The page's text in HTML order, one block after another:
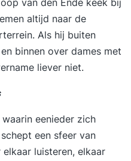
van den Ende keek bij
altijd naar de
Als hij buiten
binnen over dames met
liever niet.
eenieder zich
een sfeer van
luisteren, elkaar